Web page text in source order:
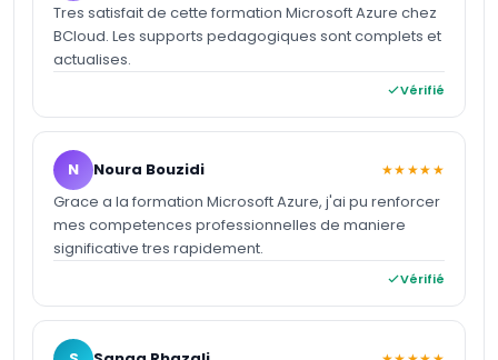
Tres satisfait de cette formation Microsoft Azure chez
BCloud. Les supports pedagogiques sont complets et
actualises.
Vérifié
N Noura Bouzidi ★★★★★
Grace a la formation Microsoft Azure, j'ai pu renforcer
mes competences professionnelles de maniere
significative tres rapidement.
Vérifié